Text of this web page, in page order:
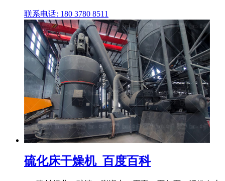
联系电话: 180 3780 8511
硫化床干燥机_百度百科